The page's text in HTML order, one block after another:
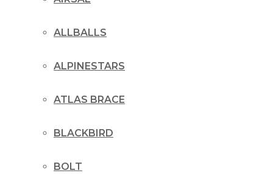
ALLBALLS
ALPINESTARS
ATLAS BRACE
BLACKBIRD
BOLT